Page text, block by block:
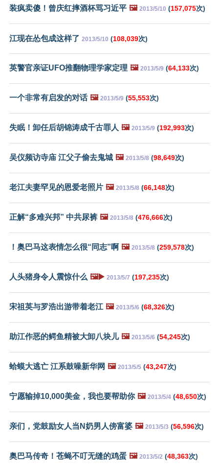
装疯卖傻！曾庆红摔酒杯骂习近平 🖼️ 2013/5/10 (157,075次)
江现在怂包成这样了 2013/5/10 (108,039次)
英警官亲证UFO推翻物理学家定理 🖼️ 2013/5/9 (64,133次)
一个非常有启发的对话 🖼️ 2013/5/9 (55,553次)
失眠！卸任后胡锦涛成千古罪人 🖼️ 2013/5/9 (192,993次)
吴仪频访寺庙 江父子偷去鬼城 🖼️ 2013/5/8 (98,649次)
老江夫妻罕见的恩爱老照片 🖼️ 2013/5/8 (66,148次)
正解“多难兴邦” 中共尿裤 🖼️ 2013/5/8 (476,666次)
！奥巴马这表情怎么很“同志”啊 🖼️ 2013/5/8 (259,578次)
人头猪身令人震惊什么 🖼️▶️ 2013/5/7 (197,235次)
宋祖英与罗浩出游带着老江 🖼️ 2013/5/6 (68,326次)
助江作恶的鳄鱼精被大卸八块儿 🖼️ 2013/5/6 (54,245次)
蛤蟆大逃亡 江系鼓噪新华网 🖼️ 2013/5/5 (43,247次)
宁愿输掉10,000美金，我也要帮助你 🖼️ 2013/5/4 (48,650次)
亲们，党鼓励女人当N奶男人傍富婆 🖼️ 2013/5/3 (56,596次)
奥巴马传奇！苍蝇不叮无缝的鸡蛋 🖼️ 2013/5/2 (48,363次)